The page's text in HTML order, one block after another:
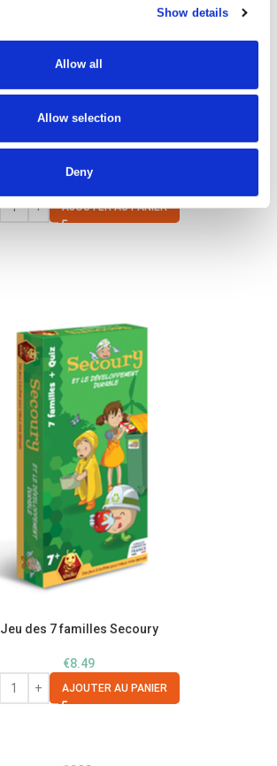
Show details
Allow all
Allow selection
Deny
6.95
AJOUTER AU PANIER
Jeu des 7 familles Secoury
€8.49
AJOUTER AU PANIER